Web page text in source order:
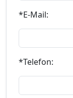
*E-Mail:
*Telefon: